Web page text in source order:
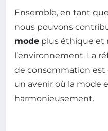
Ensemble, en tant
nous pouvons
mode plus éthique et
l’environnement. La
de consommation est
un avenir où la mode
harmonieusement.